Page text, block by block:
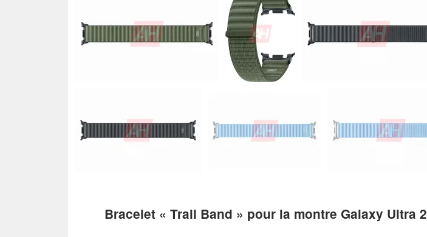
Bracelet « Trail Band » pour la montre Galaxy Ultra 2